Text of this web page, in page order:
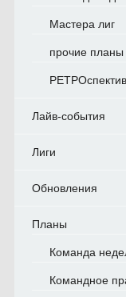
Мастера лиг
прочие планы
Лайв-события
Лиги
Обновления
Планы
Команда
Командное